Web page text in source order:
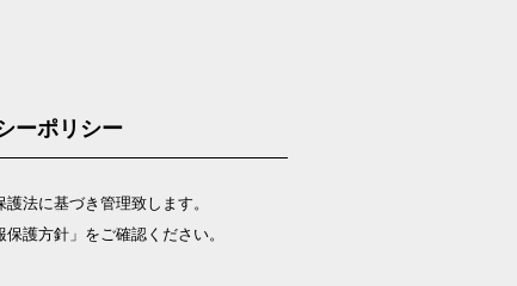
ーポリシー
法に基づき管理致します。
護方針」をご確認ください。